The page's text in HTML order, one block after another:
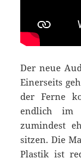
Der neue
Einerseits
der Ferne
endlich im
zumindest
sitzen. Die
Plastik ist